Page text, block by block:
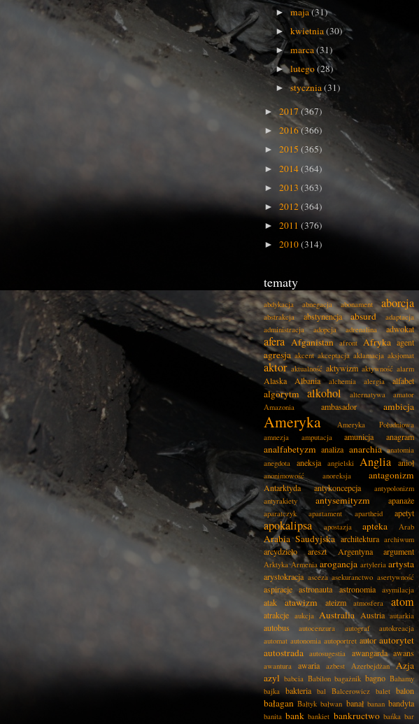
►maja(31)
►kwietnia(30)
►marca(31)
►lutego(28)
►stycznia(31)
► 2017(367)
► 2016(366)
► 2015 (365)
► 2014(364)
► 2013 (363)
► 2012(364)
► 2011 (376)
► 2010(314)
tematy
abdykacja abnegacja abonament aborcja
abstrakcja abstynencja absurd
adaptacja
administracja
adopcja adrenalina adwokat
afera Afganistan afront Afryka agent
agresja akcent akceptacja aklamacja aksjomat
aktor aktualność aktywizm aktywność alarm
Alaska Albania alchemia alergia alfabet
algorytm alkohol alternatywa
amator
Amazonia
ambasador ambicja
Ameryka
Ameryka Południowa
amnezja
amputacja amunicja anagram
analfabetyzm analiza anarchia anatomia
anegdota
aneksja angielski Anglia anioł
anonimowość anoreksja antagonizm
Antarktyda antykoncepcja
antypolonizm
antyrakiety
antysemityzm apanaże
aparatczyk apartament apartheid apetyt
apokalipsa apostazja apteka Arab
Arabia Saudyjska architektura archiwum
arcydzieło areszt Argentyna argument
Arktyka Armenia arogancja artyleria artysta
arystokracja asceza asekuranctwo asertywność
aspiracje astronauta astronomia asymilacja
atak atawizm ateizm atmosfera atom
atrakcje aukcja Australia Austria autarkia
autobus autocenzura autograf
autokreacja
automat autonomia autoportret autor autorytet
autostrada autosugestia awangarda awans
awantura awaria azbest Azerbejdżan
Azja
azyl babcia Babilon bagażnik bagno Bahamy
bajka bakteria bal Balcerowicz balet balon
bałagan Bałtyk bałwan banał banan bandyta
banita bank bankiet bankructwo bańka bar